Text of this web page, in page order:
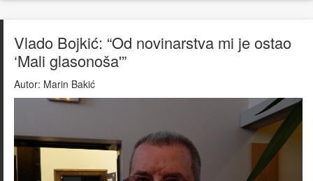
Vlado Bojkić: “Od novinarstva mi je ostao
‘Mali glasonoša'”
Autor: Marin Bakić